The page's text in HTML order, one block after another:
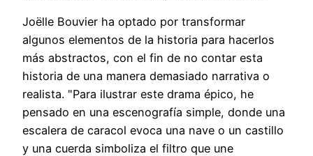
Joëlle Bouvier ha optado por transformar
algunos elementos de la historia para hacerlos
más abstractos, con el fin de no contar esta
historia de una manera demasiado narrativa o
realista. "Para ilustrar este drama épico, he
pensado en una escenografía simple, donde una
escalera de caracol evoca una nave o un castillo
y una cuerda simboliza el filtro que une